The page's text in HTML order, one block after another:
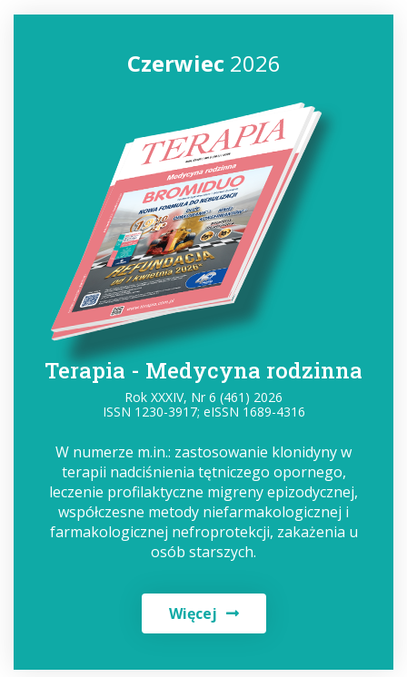
Czerwiec2026
Terapia - Medycyna rodzinna
Rok XXXIV, Nr 6 (461) 2026
ISSN 1230-3917; eISSN 1689-4316
W numerze m.in.: zastosowanie klonidyny w
terapii nadciśnienia tętniczego opornego,
leczenie profilaktyczne migreny epizodycznej,
współczesne metody niefarmakologicznej i
farmakologicznej nefroprotekcji, zakażenia u
osób starszych.
Więcej